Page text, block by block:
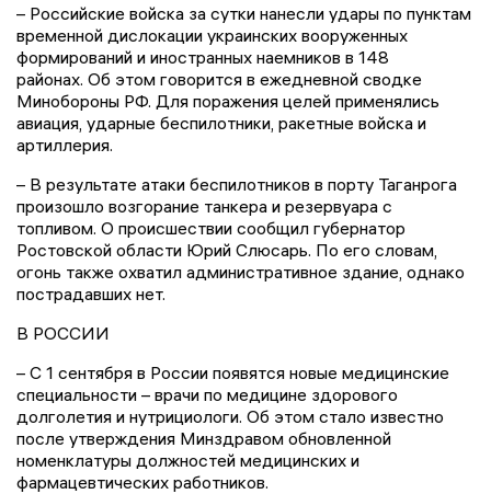
– Российские войска за сутки нанесли удары по пунктам
временной дислокации украинских вооруженных
формирований и иностранных наемников в 148
районах. Об этом говорится в ежедневной сводке
Минобороны РФ. Для поражения целей применялись
авиация, ударные беспилотники, ракетные войска и
артиллерия.
– В результате атаки беспилотников в порту Таганрога
произошло возгорание танкера и резервуара с
топливом. О происшествии сообщил губернатор
Ростовской области Юрий Слюсарь. По его словам,
огонь также охватил административное здание, однако
пострадавших нет.
В РОССИИ
– С 1 сентября в России появятся новые медицинские
специальности – врачи по медицине здорового
долголетия и нутрициологи. Об этом стало известно
после утверждения Минздравом обновленной
номенклатуры должностей медицинских и
фармацевтических работников.